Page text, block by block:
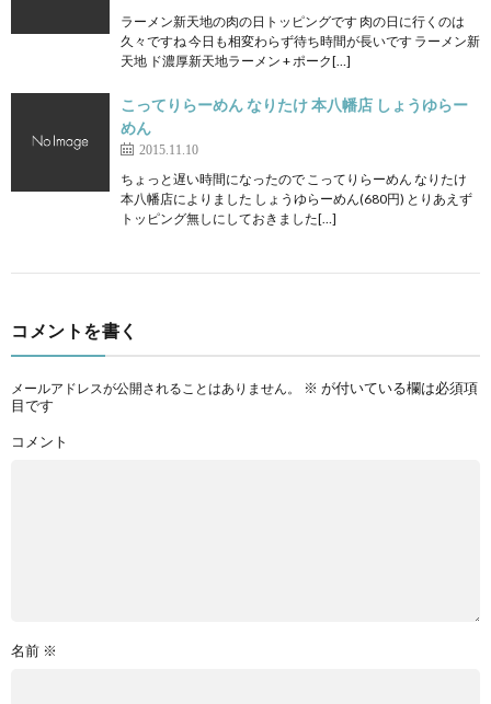
ラーメン新天地の肉の日トッピングです 肉の日に行くのは
久々ですね 今日も相変わらず待ち時間が長いです ラーメン新
天地 ド濃厚新天地ラーメン + ポーク[…]
こってりらーめん なりたけ 本八幡店 しょうゆらー
めん
2015.11.10
ちょっと遅い時間になったので こってりらーめん なりたけ
本八幡店によりました しょうゆらーめん(680円) とりあえず
トッピング無しにしておきました[…]
コメントを書く
メールアドレスが公開されることはありません。 ※ が付いている欄は必須項
目です
コメント
名前 ※